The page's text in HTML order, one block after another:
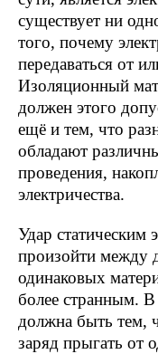
существует ни
того, почему
передаваться от
Изоляционный
должен этого
ещё и тем, что
обладают
проведения,
электричества.
Удар статическим
произойти между
одинаковых
более странным. В
должна быть тем,
заряд прыгать от